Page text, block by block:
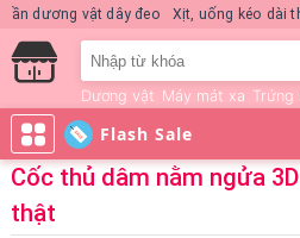
Nước hoa KD Quick Rush Quần dương
Dương vật Máy mát xa Trứng
Flash Sale
Cốc thủ dâm nằm ngửa
thật